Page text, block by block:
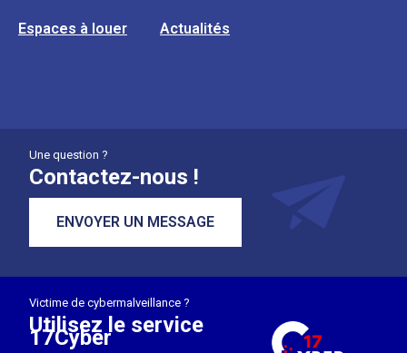
Espaces à louer Actualités
Une question ?
Contactez-nous !
ENVOYER UN MESSAGE
Victime de cybermalveillance ?
Utilisez le service
17Cyber